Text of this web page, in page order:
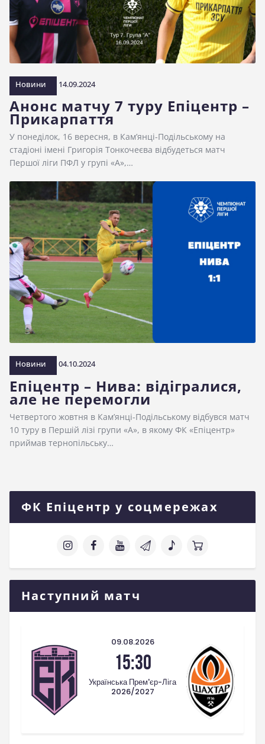
Новини 14.09.2024
Анонс матчу 7 туру Епіцентр –
Прикарпаття
У понеділок, 16 вересня, в Кам’янці-Подільському на
стадіоні імені Григорія Тонкочеєва відбудеться матч
Першої ліги ПФЛ у групі «А»,…
Новини 04.10.2024
Епіцентр – Нива: відігралися,
але не перемогли
Четвертого жовтня в Кам’янці-Подільському відбувся матч
10 туру в Першій лізі групи «А», в якому ФК «Епіцентр»
приймав тернопільську…
ФК Епіцентр у соцмережах
Наступний матч
09.08.2026
15:30
Українська Прем'єр-Ліга
2026/2027